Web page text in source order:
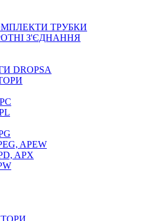
ТРУБКИ
З'ЄДНАННЯ
DROPSA
APEW
APX